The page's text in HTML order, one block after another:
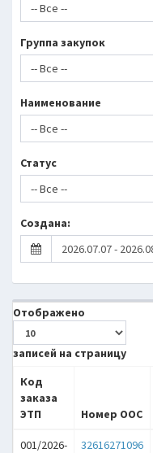
-- Все --
Группа закупок
-- Все --
Наименование
-- Все --
Статус
-- Все --
Создана:
Отображено
записей на страницу
Код
заказа
ЭТП
Номер ООС
001/2026-
32616271096